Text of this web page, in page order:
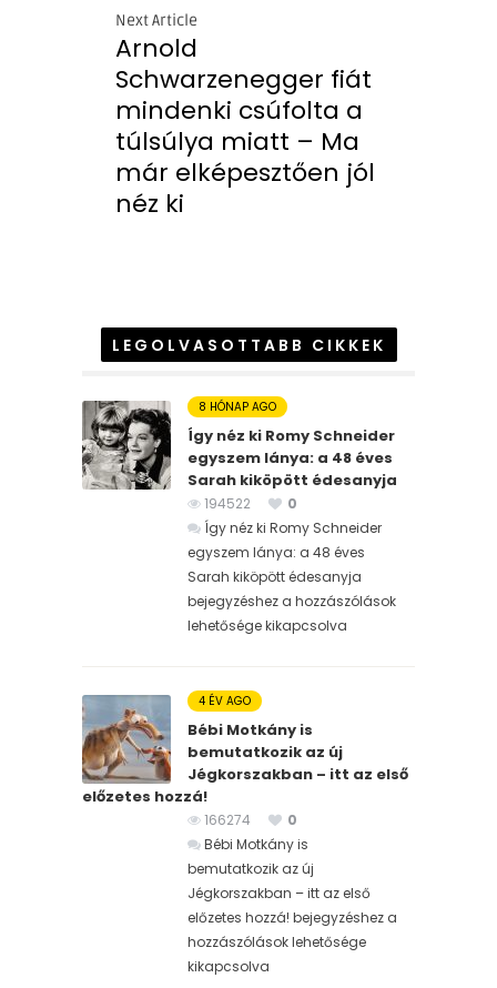
Next Article
Arnold
Schwarzenegger fiát
mindenki csúfolta a
túlsúlya miatt – Ma
már elképesztően jól
néz ki
LEGOLVASOTTABB CIKKEK
8 HÓNAP AGO
Így néz ki Romy Schneider
egyszem lánya: a 48 éves
Sarah kiköpött édesanyja
194522
0
Így néz ki Romy Schneider
egyszem lánya: a 48 éves
Sarah kiköpött édesanyja
bejegyzéshez a hozzászólások
lehetősége kikapcsolva
4 ÉV AGO
Bébi Motkány is
bemutatkozik az új
Jégkorszakban – itt az első
előzetes hozzá!
166274
0
Bébi Motkány is
bemutatkozik az új
Jégkorszakban – itt az első
előzetes hozzá! bejegyzéshez a
hozzászólások lehetősége
kikapcsolva